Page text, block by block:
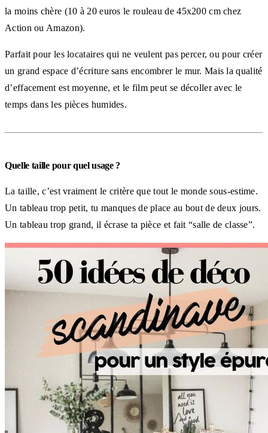
la moins chère (10 à 20 euros le rouleau de 45x200 cm chez
Action ou Amazon).
Parfait pour les locataires qui ne veulent pas percer, ou pour créer
un grand espace d’écriture sans encombrer le mur. Mais la qualité
d’effacement est moyenne, et le film peut se décoller avec le
temps dans les pièces humides.
Quelle taille pour quel usage ?
La taille, c’est vraiment le critère que tout le monde sous-estime.
Un tableau trop petit, tu manques de place au bout de deux jours.
Un tableau trop grand, il écrase ta pièce et fait “salle de classe”.